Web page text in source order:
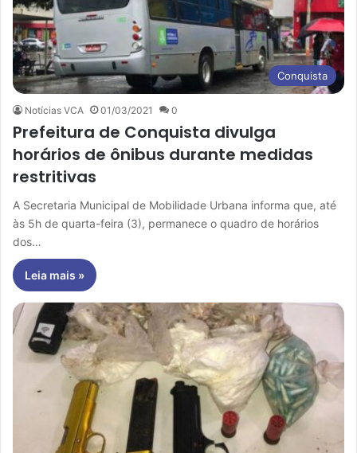
Conquista
Notícias VCA 01/03/2021 0
Prefeitura de Conquista divulga
horários de ônibus durante medidas
restritivas
A Secretaria Municipal de Mobilidade Urbana informa que, até
às 5h de quarta-feira (3), permanece o quadro de horários
dos…
Leia mais »